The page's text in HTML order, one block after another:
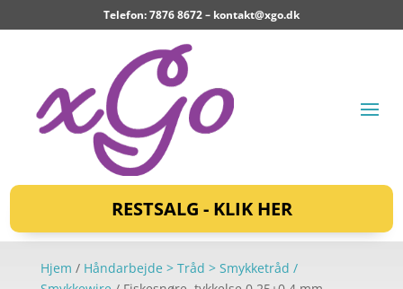
Telefon: 7876 8672 – kontakt@xgo.dk
RESTSALG - KLIK HER
Hjem / Håndarbejde > Tråd > Smykketråd /